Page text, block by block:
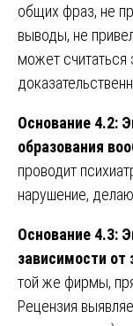
общих фраз, не
выводы, не
может считаться
Основание 4.2:
образования
проводит
нарушение,
Основание 4.3:
зависимости от
той же фирмы,
Рецензия